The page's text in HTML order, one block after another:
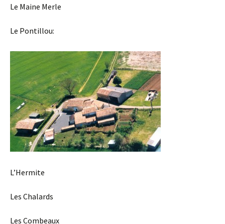
Le Maine Merle
Le Pontillou:
L’Hermite
Les Chalards
Les Combeaux